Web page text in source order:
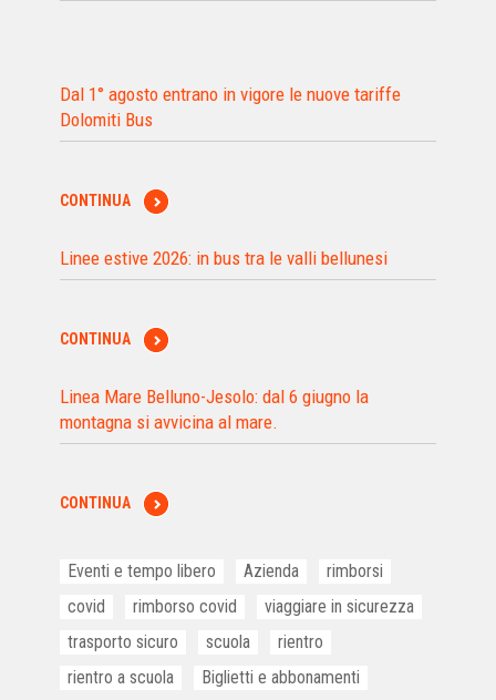
Dal 1° agosto entrano in vigore le nuove tariffe
Dolomiti Bus
CONTINUA
Linee estive 2026: in bus tra le valli bellunesi
CONTINUA
Linea Mare Belluno-Jesolo: dal 6 giugno la
montagna si avvicina al mare.
CONTINUA
Eventi e tempo libero Azienda
rimborsi
covid
rimborso covid
viaggiare in sicurezza
trasporto sicuro
scuola
rientro
rientro a scuola
Biglietti e abbonamenti